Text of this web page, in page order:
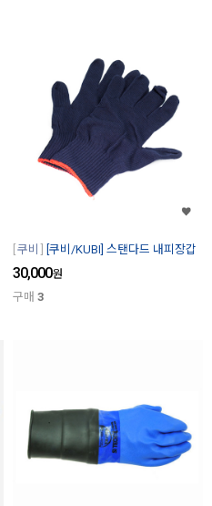
쿠비 [쿠비/KUBI] 스탠다드 내피장갑
30,000원
구매 3